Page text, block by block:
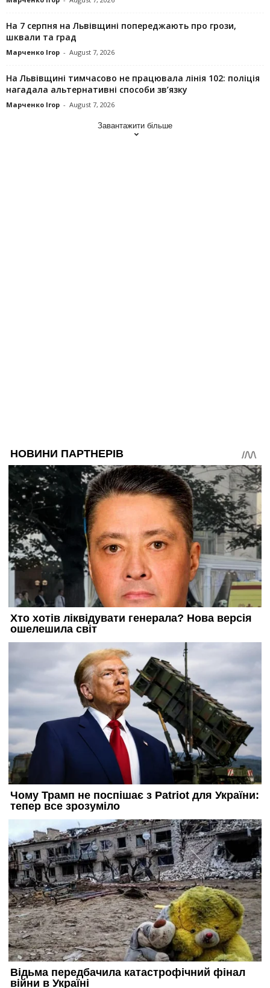
На 7 серпня на Львівщині попереджають про грози,
шквали та град
Марченко Ігор - August 7, 2026
На Львівщині тимчасово не працювала лінія 102: поліція
нагадала альтернативні способи зв’язку
Марченко Ігор - August 7, 2026
Завантажити більше